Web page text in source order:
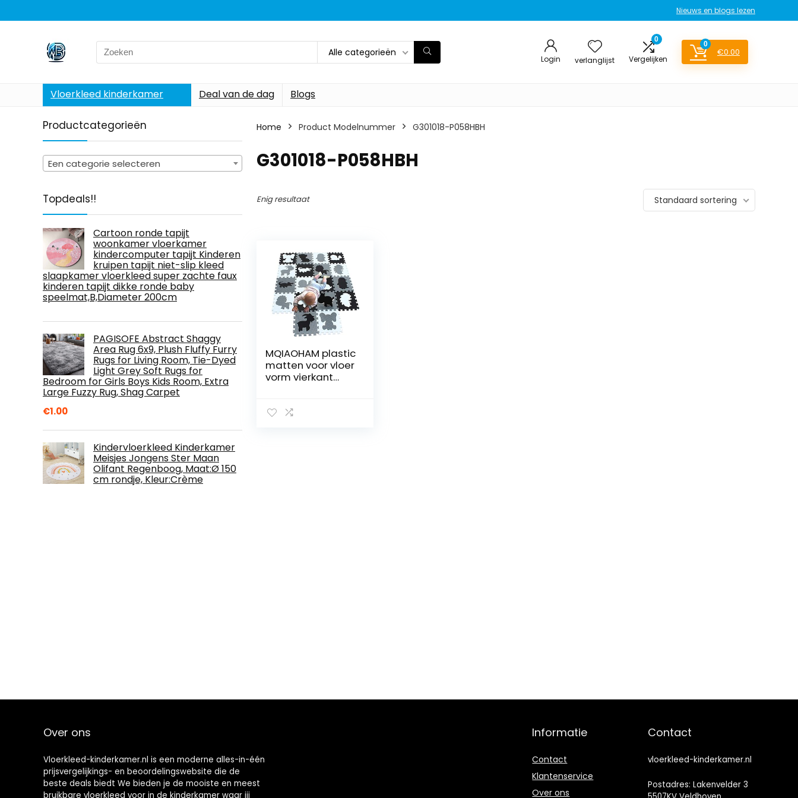
Nieuws en blogs lezen
Search
for:
Alle categorieën
Login verlanglijst
0
Vergelijken
0
€0.00
Vloerkleed kinderkamer Deal van de dag Blogs
Productcategorieën
Een categorie selecteren
Topdeals!!
Cartoon ronde tapijt
woonkamer vloerkamer
kindercomputer tapijt Kinderen
kruipen tapijt niet-slip kleed
slaapkamer vloerkleed super zachte faux
kinderen tapijt dikke ronde baby
speelmat,B,Diameter 200cm
PAGISOFE Abstract Shaggy
Area Rug 6x9, Plush Fluffy Furry
Rugs for Living Room, Tie-Dyed
Light Grey Soft Rugs for
Bedroom for Girls Boys Kids Room, Extra
Large Fuzzy Rug, Shag Carpet
€1.00
Kindervloerkleed Kinderkamer
Meisjes Jongens Ster Maan
Olifant Regenboog, Maat:Ø 150
cm rondje, Kleur:Crème
Home Product Modelnummer ‎G301018-P058HBH
‎G301018-P058HBH
Enig resultaat Standaard sortering
MQIAOHAM plastic
matten voor vloer
vorm vierkant
board schuim
Over ons
Vloerkleed-kinderkamer.nl is een moderne alles-in-één
prijsvergelijkings- en beoordelingswebsite die de
beste deals biedt We bieden je de mooiste en meest
bruikbare vloerkleed voor in de kinderkamer waar jij
Informatie
Contact
Klantenservice
Over ons
Contact
vloerkleed-kinderkamer.nl
Postadres: Lakenvelder 3